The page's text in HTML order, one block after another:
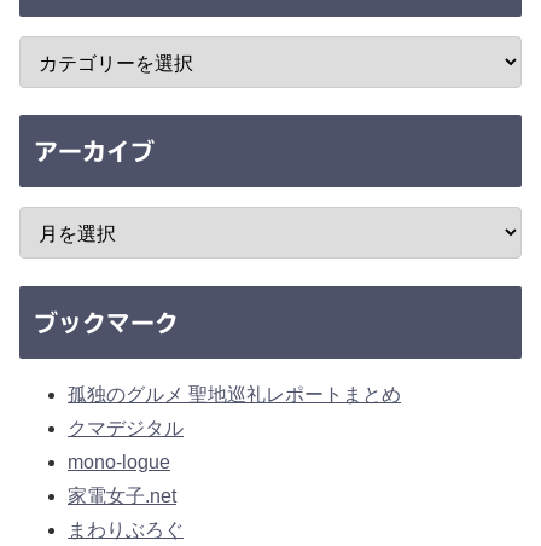
アーカイブ
ブックマーク
孤独のグルメ 聖地巡礼レポートまとめ
クマデジタル
mono-logue
家電女子.net
まわりぶろぐ